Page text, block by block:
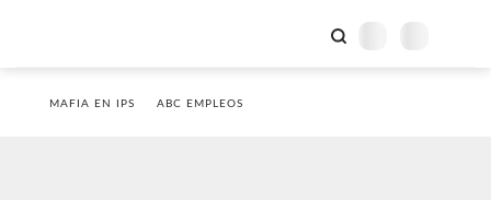
MAFIA EN IPS ABC EMPLEOS